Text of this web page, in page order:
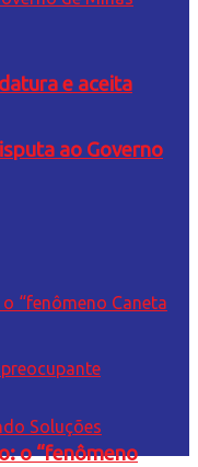
e aceita
ao Governo
o “fenômeno
Soluções